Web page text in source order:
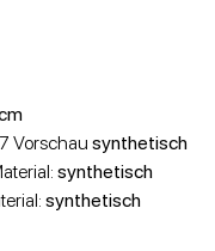
Vorschausynthetisch
synthetisch
synthetisch